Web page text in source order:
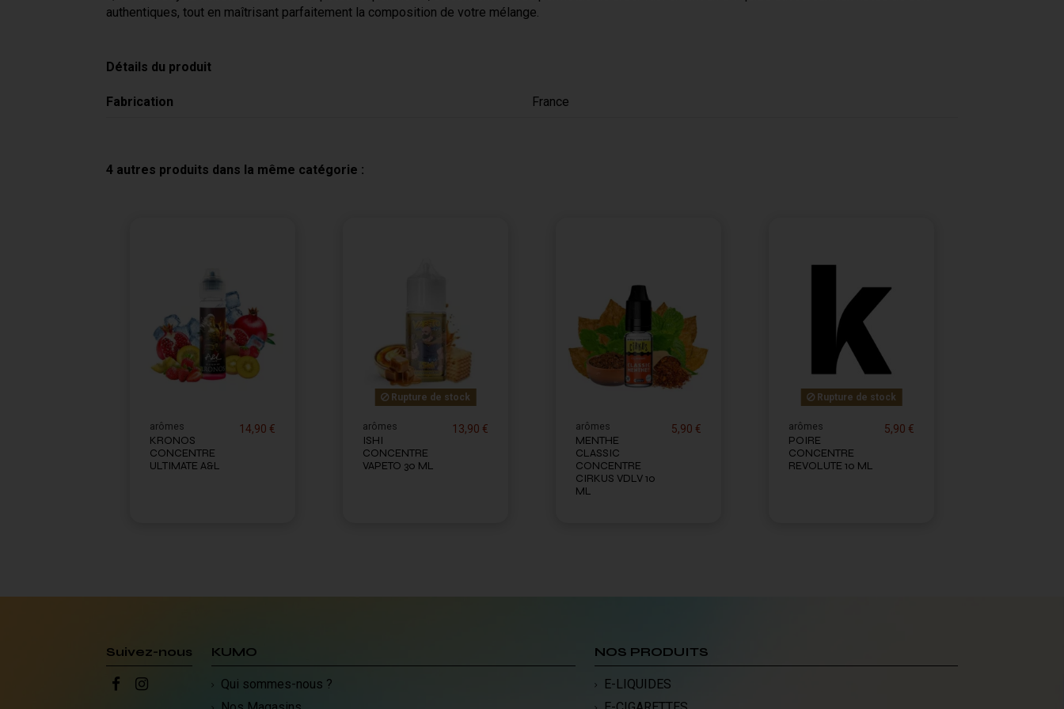
authentiques, tout en maîtrisant parfaitement la composition de votre mélange.
Détails du produit
Fabrication France
4 autres produits dans la même catégorie :
arômes
KRONOS
CONCENTRE
ULTIMATE A&L
14,90 €
Rupture de stock
arômes
ISHI
CONCENTRE
VAPETO 30 ML
13,90 € arômes
MENTHE
CLASSIC
CONCENTRE
CIRKUS VDLV 10
ML
5,90 €
Rupture de stock
arômes
POIRE
CONCENTRE
REVOLUTE 10 ML
5,90 €
Suivez-nous KUMO
Qui sommes-nous ?
NOS PRODUITS
E-LIQUIDES